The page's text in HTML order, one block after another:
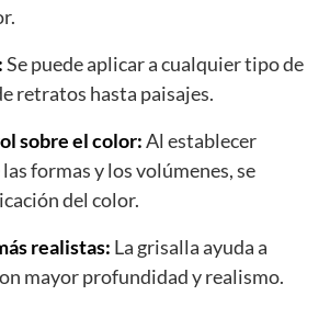
Se puede aplicar a cualquier tipo de
retratos hasta paisajes.
sobre el color:Al establecer
formas y los volúmenes, se
del color.
realistas: La grisalla ayuda a
mayor profundidad y realismo.